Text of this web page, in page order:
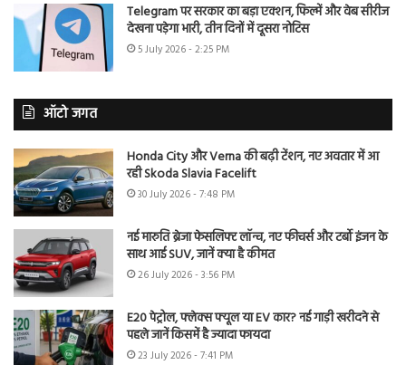
Telegram पर सरकार का बड़ा एक्शन, फिल्में और वेब सीरीज
देखना पड़ेगा भारी, तीन दिनों में दूसरा नोटिस
5 July 2026 - 2:25 PM
ऑटो जगत
Honda City और Verna की बढ़ी टेंशन, नए अवतार में आ
रही Skoda Slavia Facelift
30 July 2026 - 7:48 PM
नई मारुति ब्रेजा फेसलिफ्ट लॉन्च, नए फीचर्स और टर्बो इंजन के
साथ आई SUV, जानें क्या है कीमत
26 July 2026 - 3:56 PM
E20 पेट्रोल, फ्लेक्स फ्यूल या EV कार? नई गाड़ी खरीदने से
पहले जानें किसमें है ज्यादा फायदा
23 July 2026 - 7:41 PM